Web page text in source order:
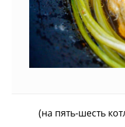
(на пять-шесть